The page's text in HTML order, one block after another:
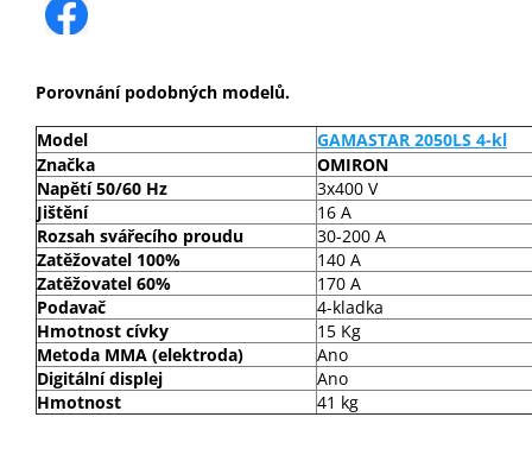
Porovnání podobných modelů.
Model
GAMASTAR 2050LS 4-kl
Značka
OMIRON
Napětí 50/60 Hz
3x400 V
Jištění
16 A
Rozsah svářecího proudu
30-200 A
Zatěžovatel 100%
140 A
Zatěžovatel 60%
170 A
Podavač
4-kladka
Hmotnost cívky
15 Kg
Metoda MMA (elektroda)
Ano
Digitální displej
Ano
Hmotnost
41 kg